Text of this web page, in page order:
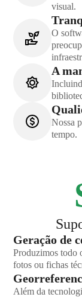
visual.
O
A
Nossa
tempo.
Geração de
Produzimos todo
fotos ou fichas
Além da